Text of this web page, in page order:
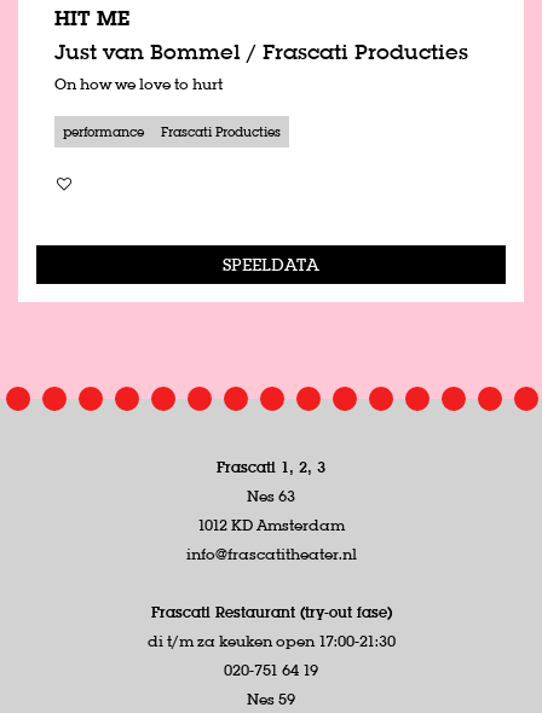
HIT ME
Just van Bommel / Frascati Producties
On how we love to hurt
performance Frascati Producties
SPEELDATA
Frascati 1, 2, 3
Nes 63
1012 KD Amsterdam
info@frascatitheater.nl
Frascati Restaurant (try-out fase)
di t/m za keuken open 17:00-21:30
020-751 64 19
Nes 59